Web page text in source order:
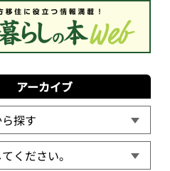
アーカイブ